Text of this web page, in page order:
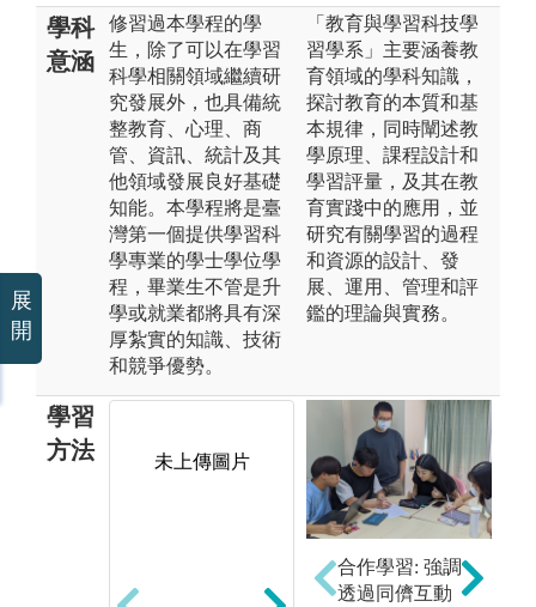
學科
意涵
修習過本學程的學
生，除了可以在學習
科學相關領域繼續研
究發展外，也具備統
整教育、心理、商
管、資訊、統計及其
他領域發展良好基礎
知能。本學程將是臺
灣第一個提供學習科
學專業的學士學位學
程，畢業生不管是升
學或就業都將具有深
厚紮實的知識、技術
和競爭優勢。
「教育與學習科技學
習學系」主要涵養教
育領域的學科知識，
探討教育的本質和基
本規律，同時闡述教
學原理、課程設計和
學習評量，及其在教
育實踐中的應用，並
研究有關學習的過程
和資源的設計、發
展、運用、管理和評
鑑的理論與實務。
學習
方法
未上傳圖片 未上傳圖片
合作學習: 強調
透過同儕互動
展
開